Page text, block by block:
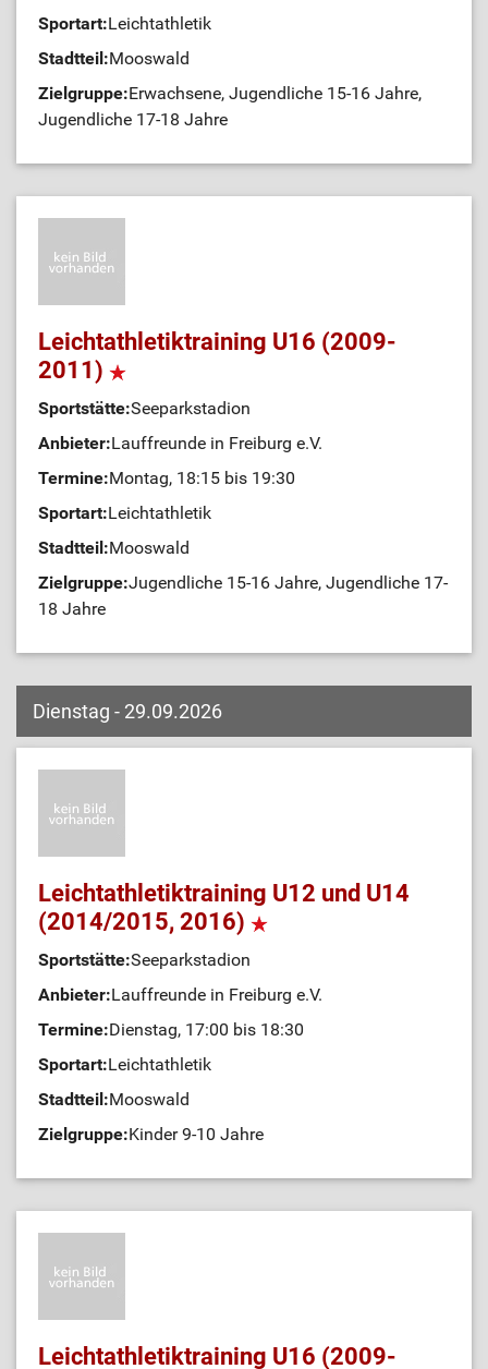
Sportart:Leichtathletik
Stadtteil:Mooswald
Zielgruppe:Erwachsene, Jugendliche 15-16 Jahre,
Jugendliche 17-18 Jahre
Leichtathletiktraining U16 (2009-
2011)
Sportstätte:Seeparkstadion
Anbieter:Lauffreunde in Freiburg e.V.
Termine:Montag, 18:15 bis 19:30
Sportart:Leichtathletik
Stadtteil:Mooswald
Zielgruppe:Jugendliche 15-16 Jahre, Jugendliche 17-
18 Jahre
Dienstag - 29.09.2026
Leichtathletiktraining U12 und U14
(2014/2015, 2016)
Sportstätte:Seeparkstadion
Anbieter:Lauffreunde in Freiburg e.V.
Termine:Dienstag, 17:00 bis 18:30
Sportart:Leichtathletik
Stadtteil:Mooswald
Zielgruppe:Kinder 9-10 Jahre
Leichtathletiktraining U16 (2009-